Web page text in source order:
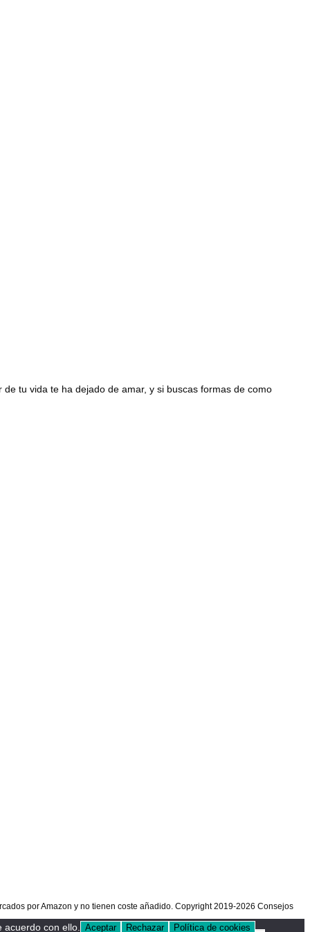
tu vida te ha dejado de amar, y si buscas formas de como
por Amazon y no tienen coste añadido. Copyright 2019-2026 Consejos
con ello. Aceptar Rechazar Política de cookies